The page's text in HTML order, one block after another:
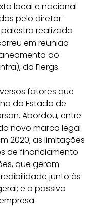
local e nacional
pelo diretor-
realizada
em reunião
do
da Fiergs.
fatores que
do Estado de
Abordou, entre
novo marco legal
2020; as limitações
de financiamento
que geram
junto às
e o passivo